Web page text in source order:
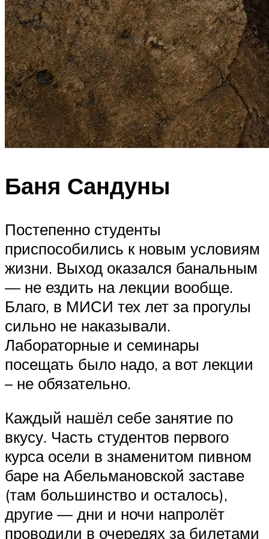
Баня Сандуны
Постепенно студенты
приспособились к новым условиям
жизни. Выход оказался банальным
— не ездить на лекции вообще.
Благо, в МИСИ тех лет за прогулы
сильно не наказывали.
Лабораторные и семинары
посещать было надо, а вот лекции
– не обязательно.
Каждый нашёл себе занятие по
вкусу. Часть студентов первого
курса осели в знаменитом пивном
баре на Абельмановской заставе
(там большинство и осталось),
другие — дни и ночи напролёт
проводили в очередях за билетами